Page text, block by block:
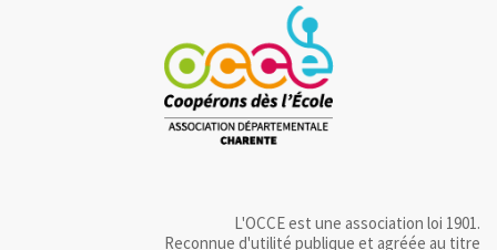
L'OCCE est une association loi 1901.
Reconnue d'utilité publique et agréée au titre